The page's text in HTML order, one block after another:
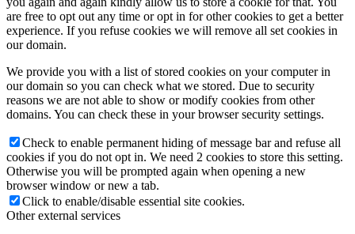
Galéria
Keresés
are free to opt out any time or opt in for other cookies to get a better
experience. If you refuse cookies we will remove all set cookies in
our domain.
We provide you with a list of stored cookies on your computer in
our domain so you can check what we stored. Due to security
reasons we are not able to show or modify cookies from other
domains. You can check these in your browser security settings.
Check to enable permanent hiding of message bar and refuse all
cookies if you do not opt in. We need 2 cookies to store this setting.
Otherwise you will be prompted again when opening a new
browser window or new a tab.
Click to enable/disable essential site cookies.
Other external services